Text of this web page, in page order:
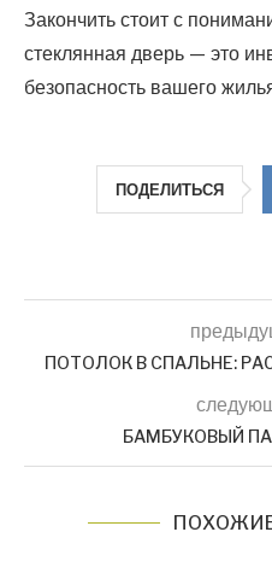
Закончить стоит с
стеклянная дверь — это
безопасность вашего
ПОДЕЛИТЬСЯ
ПОТОЛОК В СПАЛЬНЕ:
БАМБУКОВЫЙ